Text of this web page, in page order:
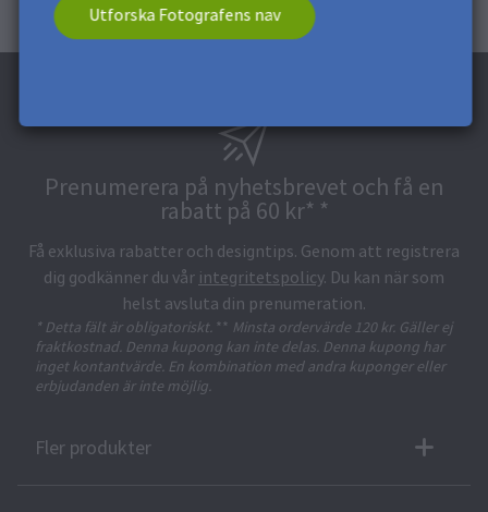
Utforska Fotografens nav
Prenumerera på nyhetsbrevet och få en
rabatt på 60 kr* *
Få exklusiva rabatter och designtips. Genom att registrera
dig godkänner du vår integritetspolicy. Du kan när som
helst avsluta din prenumeration.
* Detta fält är obligatoriskt. ** Minsta ordervärde 120 kr. Gäller ej
fraktkostnad. Denna kupong kan inte delas. Denna kupong har
inget kontantvärde. En kombination med andra kuponger eller
erbjudanden är inte möjlig.
Fler produkter